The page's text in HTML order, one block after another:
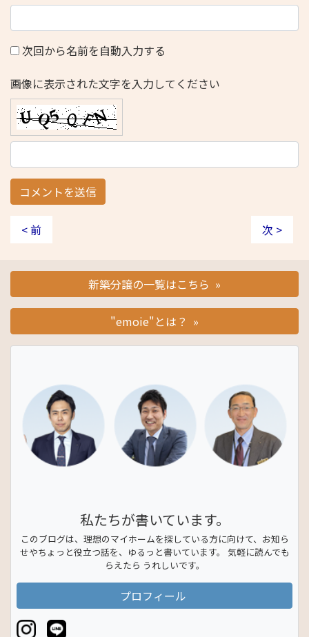
次回から名前を自動入力する
画像に表示された文字を入力してください
< 前 次 >
新築分譲の一覧はこちら »
"emoie"とは？ »
私たちが書いています。
このブログは、理想のマイホームを探している方に向けて、お知ら
せやちょっと役立つ話を、ゆるっと書いています。 気軽に読んでも
らえたら うれしいです。
プロフィール